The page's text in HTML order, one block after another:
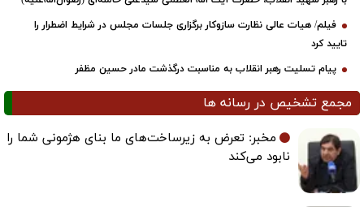
فیلم/ هیات عالی نظارت سازوکار برگزاری جلسات مجلس در شرایط اضطرار را
تایید کرد
پیام تسلیت رهبر انقلاب به مناسبت درگذشت مادر حسین مظفر
مجمع تشخیص در رسانه ها
مخبر: تعرض به زیرساخت‌های ما بنای هژمونی شما را
نابود می‌کند